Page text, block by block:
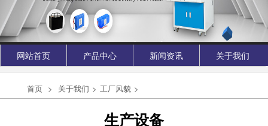
网站首页 产品中心 新闻资讯 关于我们
首页 > 关于我们 > 工厂风貌 >
生产设备
BT-1616-10 电芯自动分选装盒机
一、主要功能 16×16胶盒装电芯，自动取出进入
内阻电压分选 分选后可增加喷码功能 ...
2026-01-14
储能电池组半自动化生产线
一、主要功能 兼容18650/21700两款电芯 用于
动力 / 储能电池组的半自动化生产 按照设定电...
2025-09-19